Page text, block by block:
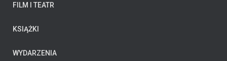
FILM I TEATR
KSIĄŻKI
WYDARZENIA